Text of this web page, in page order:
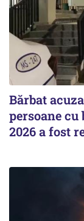
Bărbat
persoane cu
2026 a fost